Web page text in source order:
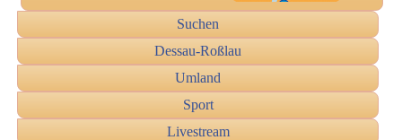
Suchen
Dessau-Roßlau
Umland
Sport
Livestream